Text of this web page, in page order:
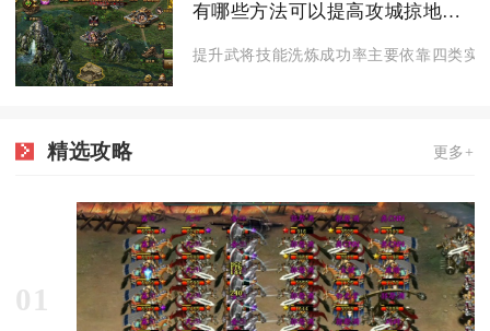
有哪些方法可以提高攻城掠地武将技能洗炼的成功率
提升武将技能洗炼成功率主要依靠四类实
精选攻略 更多+
01